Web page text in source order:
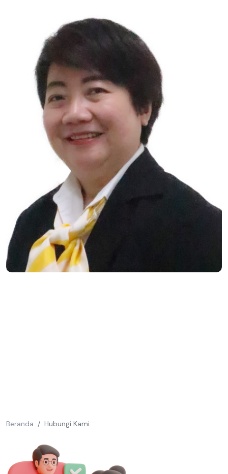
Beranda Hubungi Kami